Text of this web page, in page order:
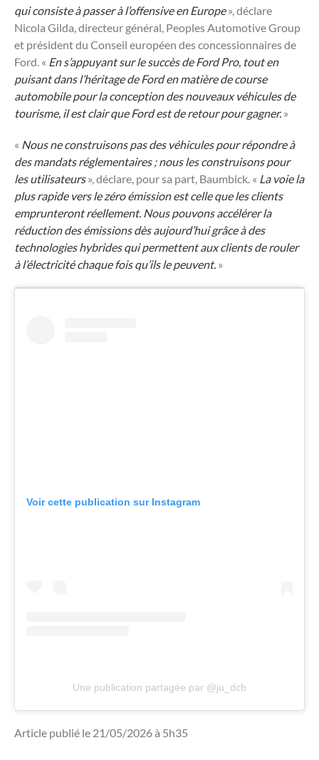
qui consiste à passer à l’offensive en Europe», déclare
Nicola Gilda, directeur général, Peoples Automotive Group
et président du Conseil européen des concessionnaires de
Ford. « En s’appuyant sur le succès de Ford Pro, tout en
puisant dans l’héritage de Ford en matière de course
automobile pour la conception des nouveaux véhicules de
tourisme, il est clair que Ford est de retour pour gagner. »
« Nous ne construisons pas des véhicules pour répondre à
des mandats réglementaires ; nous les construisons pour
les utilisateurs», déclare, pour sa part, Baumbick. « La voie la
plus rapide vers le zéro émission est celle que les clients
emprunteront réellement. Nous pouvons accélérer la
réduction des émissions dès aujourd’hui grâce à des
technologies hybrides qui permettent aux clients de rouler
à l’électricité chaque fois qu’ils le peuvent. »
Voir cette publication sur Instagram
Une publication partagée par @ju_dcb
Article publié le 21/05/2026 à 5h35